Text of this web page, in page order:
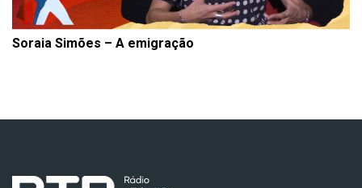
Soraia Simões – A emigração